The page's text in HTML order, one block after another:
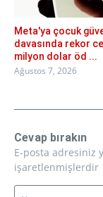
Meta'ya çocuk
davasında rekor
milyon dolar öd ...
Ağustos 7, 2026
Cevap bırakın
E-posta adresiniz
işaretlenmişlerdir